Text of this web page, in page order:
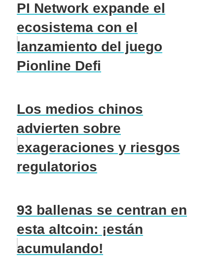
PI Network expande el
ecosistema con el
lanzamiento del juego
Pionline Defi
Los medios chinos
advierten sobre
exageraciones y riesgos
regulatorios
93 ballenas se centran en
esta altcoin: ¡están
acumulando!